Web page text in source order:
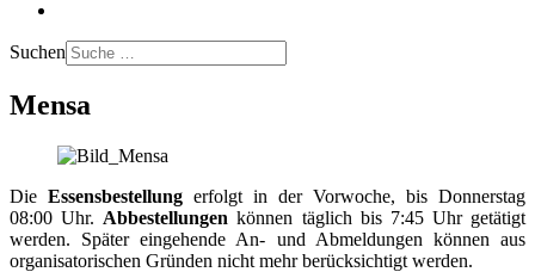
Suchen
Mensa
Die Essensbestellung erfolgt in der Vorwoche, bis Donnerstag
08:00 Uhr. Abbestellungen können täglich bis 7:45 Uhr getätigt
werden. Später eingehende An- und Abmeldungen können aus
organisatorischen Gründen nicht mehr berücksichtigt werden.